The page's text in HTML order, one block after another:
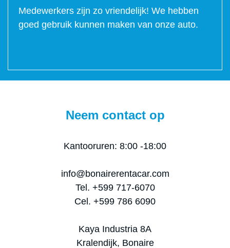
Medewerkers zijn zo vriendelijk! We hebben
goed gebruik kunnen maken van onze auto.
Neem contact op
Kantooruren: 8:00 -18:00
info@bonairerentacar.com
Tel. +599 717-6070
Cel. +599 786 6090
Kaya Industria 8A
Kralendijk, Bonaire